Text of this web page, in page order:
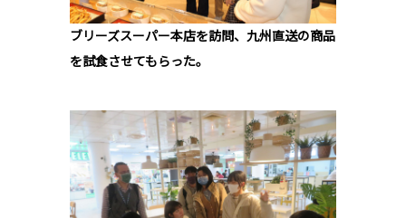
ブリーズスーパー本店を訪問、九州直送の商品
を試食させてもらった。